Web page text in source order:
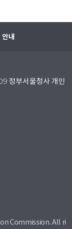
내
정부서울청사 개인
Commission. All ri